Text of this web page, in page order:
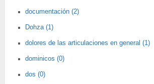
documentación (2)
Dohza (1)
dolores de las articulaciones en general (1)
dominicos (0)
dos (0)